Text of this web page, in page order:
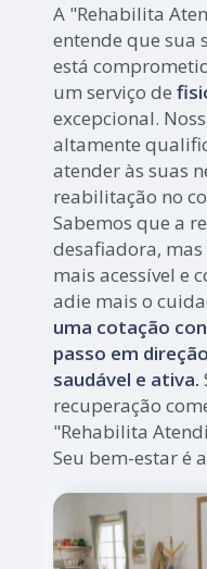
A "Rehabilita
entende que sua
está
um serviço de
excepcional.
altamente
atender às suas
reabilitação no
Sabemos que a
desafiadora,
mais acessível e
adie mais o
uma cotação
passo em
saudável e ativa.
recuperação
"Rehabilita
Seu bem-estar é